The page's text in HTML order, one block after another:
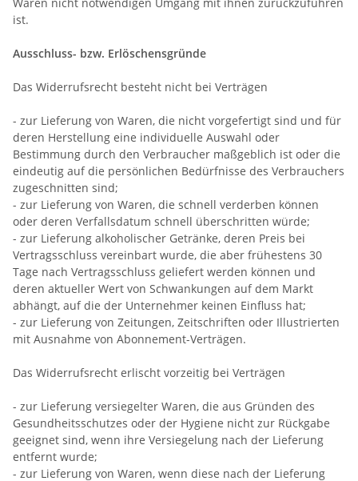
ist.
Ausschluss- bzw. Erlöschensgründe
Das Widerrufsrecht besteht nicht bei Verträgen
- zur Lieferung von Waren, die nicht vorgefertigt sind und für
deren Herstellung eine individuelle Auswahl oder
Bestimmung durch den Verbraucher maßgeblich ist oder die
eindeutig auf die persönlichen Bedürfnisse des Verbrauchers
zugeschnitten sind;
- zur Lieferung von Waren, die schnell verderben können
oder deren Verfallsdatum schnell überschritten würde;
- zur Lieferung alkoholischer Getränke, deren Preis bei
Vertragsschluss vereinbart wurde, die aber frühestens 30
Tage nach Vertragsschluss geliefert werden können und
deren aktueller Wert von Schwankungen auf dem Markt
abhängt, auf die der Unternehmer keinen Einfluss hat;
- zur Lieferung von Zeitungen, Zeitschriften oder Illustrierten
mit Ausnahme von Abonnement-Verträgen.
Das Widerrufsrecht erlischt vorzeitig bei Verträgen
- zur Lieferung versiegelter Waren, die aus Gründen des
Gesundheitsschutzes oder der Hygiene nicht zur Rückgabe
geeignet sind, wenn ihre Versiegelung nach der Lieferung
entfernt wurde;
- zur Lieferung von Waren, wenn diese nach der Lieferung